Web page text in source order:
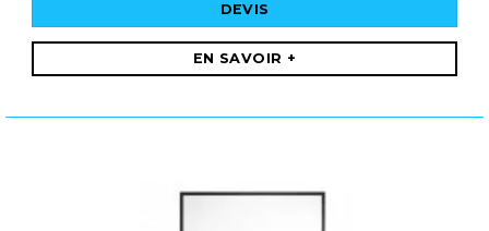
DEVIS
EN SAVOIR +